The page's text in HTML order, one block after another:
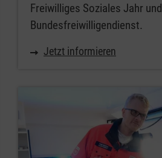
Freiwilliges Soziales Jahr und
Bundesfreiwilligendienst.
Jetzt informieren